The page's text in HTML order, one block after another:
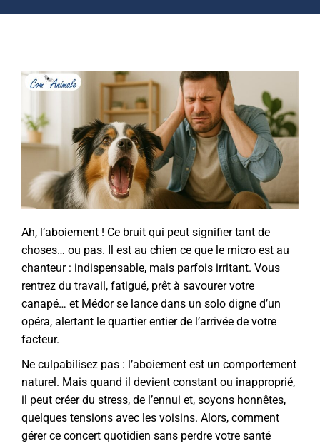
Ah, l’aboiement ! Ce bruit qui peut signifier tant de
choses… ou pas. Il est au chien ce que le micro est au
chanteur : indispensable, mais parfois irritant. Vous
rentrez du travail, fatigué, prêt à savourer votre
canapé… et Médor se lance dans un solo digne d’un
opéra, alertant le quartier entier de l’arrivée de votre
facteur.
Ne culpabilisez pas : l’aboiement est un comportement
naturel. Mais quand il devient constant ou inapproprié,
il peut créer du stress, de l’ennui et, soyons honnêtes,
quelques tensions avec les voisins. Alors, comment
gérer ce concert quotidien sans perdre votre santé